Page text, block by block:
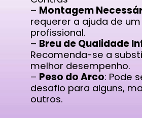
– Montagem
requerer a ajuda de
profissional.
– Breu de Qualidade
Recomenda-se a
melhor desempenho.
– Peso do Arco: Pode
desafio para alguns,
outros.